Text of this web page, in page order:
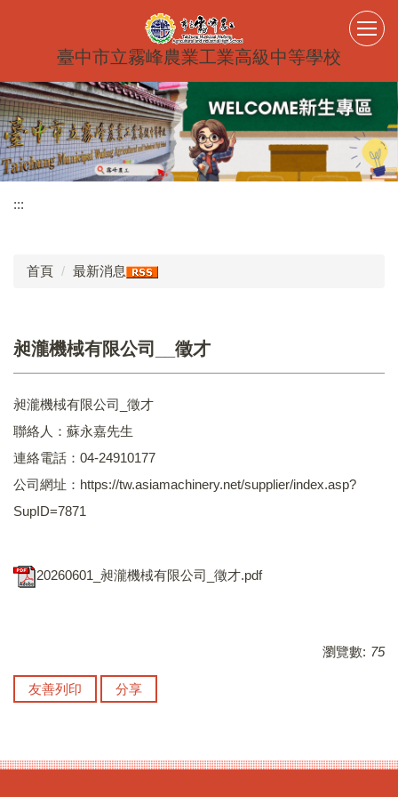
內
容
區
臺中市立霧峰農業工業高級中等學校
:::
首頁 最新消息
昶瀧機棫有限公司__徵才
昶瀧機棫有限公司_徵才
聯絡人：蘇永嘉先生
連絡電話：04-24910177
公司網址：https://tw.asiamachinery.net/supplier/index.asp?
SupID=7871
20260601_昶瀧機棫有限公司_徵才.pdf
瀏覽數: 75
友善列印 分享